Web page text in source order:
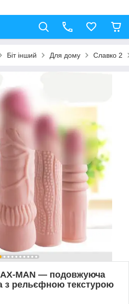
Біт інший Для дому Славко 2
MAN — подовжуюча
з рельєфною текстурою